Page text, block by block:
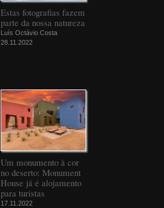
Estas fotografias fazem
parte da nossa natureza
Luís Octávio Costa
28.11.2022
Um monumento à cor
no deserto: Monument
House já é alojamento
para turistas
17.11.2022